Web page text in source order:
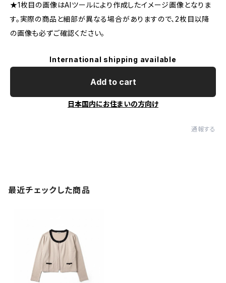
★1枚目の画像はAIツールにより作成したイメージ画像となりま
す。実際の商品と細部が異なる場合がありますので、2枚目以降
の画像も必ずご確認ください。
International shipping available
Add to cart
日本国内にお住まいの方向け
通報する
最近チェックした商品